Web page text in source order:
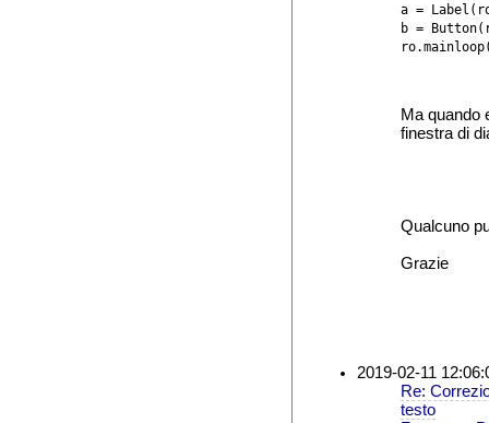
a =
b =
Ma quando
finestra di
Qualcuno
Grazie
2019-02-11
Re:
testo